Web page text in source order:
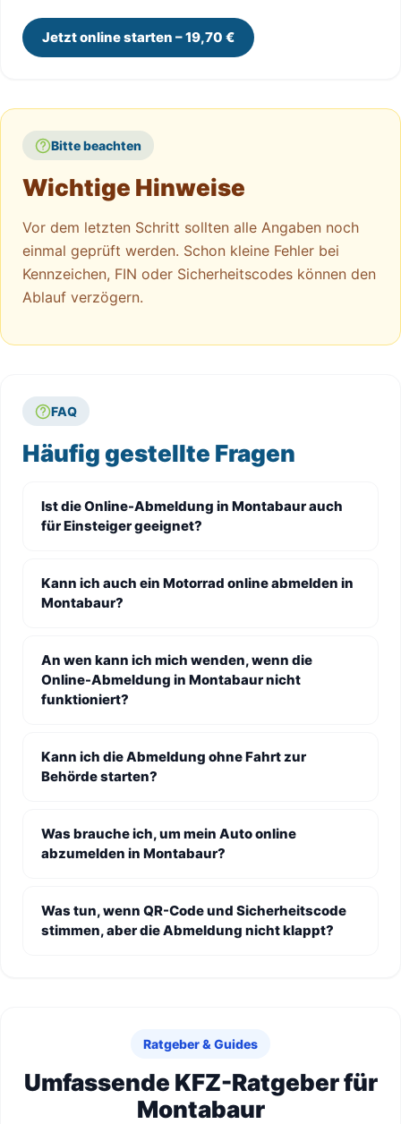
Jetzt online starten – 19,70 €
Bitte beachten
Wichtige Hinweise
Vor dem letzten Schritt sollten alle Angaben noch
einmal geprüft werden. Schon kleine Fehler bei
Kennzeichen, FIN oder Sicherheitscodes können den
Ablauf verzögern.
FAQ
Häufig gestellte Fragen
Ist die Online-Abmeldung in Montabaur auch
für Einsteiger geeignet?
Kann ich auch ein Motorrad online abmelden in
Montabaur?
An wen kann ich mich wenden, wenn die
Online-Abmeldung in Montabaur nicht
funktioniert?
Kann ich die Abmeldung ohne Fahrt zur
Behörde starten?
Was brauche ich, um mein Auto online
abzumelden in Montabaur?
Was tun, wenn QR-Code und Sicherheitscode
stimmen, aber die Abmeldung nicht klappt?
Ratgeber & Guides
Umfassende KFZ-Ratgeber für
Montabaur